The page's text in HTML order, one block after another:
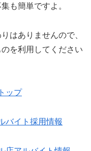
も簡単ですよ。
はありませんので、
を利用してください
ップ
バイト採用情報